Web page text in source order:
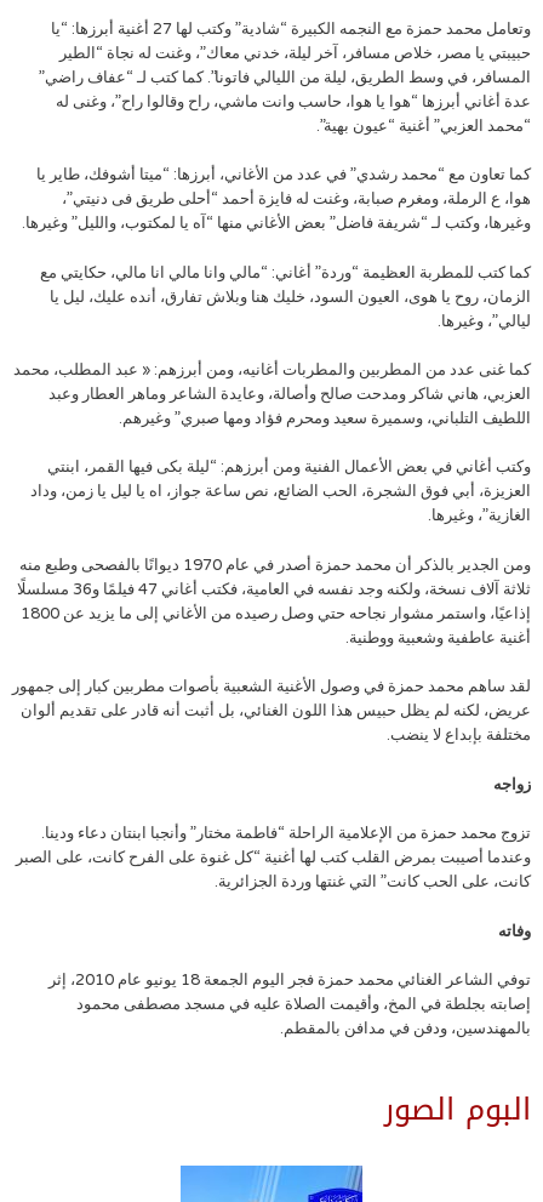
وتعامل محمد حمزة مع النجمه الكبيرة “شادية” وكتب لها 27 أغنية أبرزها: “يا
حبيبتي يا مصر، خلاص مسافر، آخر ليلة، خدني معاك”، وغنت له نجاة “الطير
المسافر، في وسط الطريق، ليلة من الليالي فاتونا”. كما كتب لـ “عفاف راضي”
عدة أغاني أبرزها “هوا يا هوا، حاسب وانت ماشي، راح وقالوا راح”، وغنى له
“محمد العزبي” أغنية “عيون بهية”.
كما تعاون مع “محمد رشدي” في عدد من الأغاني، أبرزها: “ميتا أشوفك، طاير يا
هوا، ع الرملة، ومغرم صبابة، وغنت له فايزة أحمد “أحلى طريق فى دنيتي”،
وغيرها، وكتب لـ “شريفة فاضل” بعض الأغاني منها “آه يا لمكتوب، والليل” وغيرها.
كما كتب للمطربة العظيمة “وردة” أغاني: “مالي وانا مالي انا مالي، حكايتي مع
الزمان، روح يا هوى، العيون السود، خليك هنا وبلاش تفارق، أنده عليك، ليل يا
ليالي”، وغيرها.
كما غنى عدد من المطربين والمطربات أغانيه، ومن أبرزهم: « عبد المطلب، محمد
العزبي، هاني شاكر ومدحت صالح وأصالة، وعايدة الشاعر وماهر العطار وعبد
اللطيف التلباني، وسميرة سعيد ومحرم فؤاد ومها صبري” وغيرهم.
وكتب أغاني في بعض الأعمال الفنية ومن أبرزهم: “ليلة بكى فيها القمر، ابنتي
العزيزة، أبي فوق الشجرة، الحب الضائع، نص ساعة جواز، اه يا ليل يا زمن، وداد
الغازية”، وغيرها.
ومن الجدير بالذكر أن محمد حمزة أصدر في عام 1970 ديوانًا بالفصحى وطبع منه
ثلاثة آلاف نسخة، ولكنه وجد نفسه في العامية، فكتب أغاني 47 فيلمًا و36 مسلسلًا
إذاعيًا، واستمر مشوار نجاحه حتي وصل رصيده من الأغاني إلى ما يزيد عن 1800
أغنية عاطفية وشعبية ووطنية.
لقد ساهم محمد حمزة في وصول الأغنية الشعبية بأصوات مطربين كبار إلى جمهور
عريض، لكنه لم يظل حبيس هذا اللون الغنائي، بل أثبت أنه قادر على تقديم ألوان
مختلفة بإبداع لا ينضب.
زواجه
تزوج محمد حمزة من الإعلامية الراحلة “فاطمة مختار” وأنجبا ابنتان دعاء ودينا.
وعندما أصيبت بمرض القلب كتب لها أغنية “كل غنوة على الفرح كانت، على الصبر
كانت، على الحب كانت” التي غنتها وردة الجزائرية.
وفاته
توفي الشاعر الغنائي محمد حمزة فجر اليوم الجمعة 18 يونيو عام 2010، إثر
إصابته بجلطة في المخ، وأقيمت الصلاة عليه في مسجد مصطفى محمود
بالمهندسين، ودفن في مدافن بالمقطم.
البوم الصور